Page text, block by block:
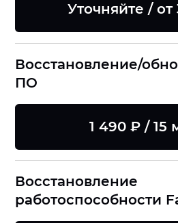
Уточняйте / от
Восстановление/
ПО
1 490 ₽ / 15
Восстановление
работоспособности